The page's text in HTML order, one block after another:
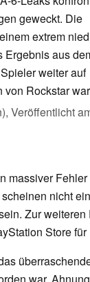
geweckt. Die
extrem
Ergebnis aus
weiter auf
Rockstar
Veröffentlicht
massiver
nicht
Zur
Store